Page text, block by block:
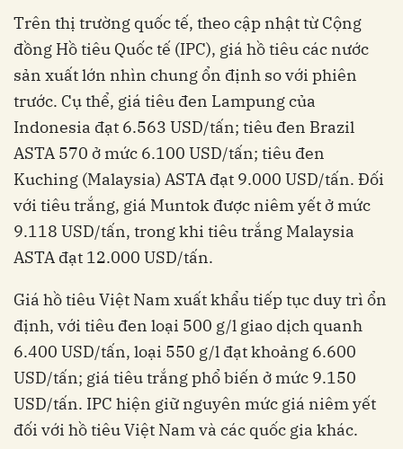
Trên thị trường quốc tế, theo cập nhật từ Cộng
đồng Hồ tiêu Quốc tế (IPC), giá hồ tiêu các nước
sản xuất lớn nhìn chung ổn định so với phiên
trước. Cụ thể, giá tiêu đen Lampung của
Indonesia đạt 6.563 USD/tấn; tiêu đen Brazil
ASTA 570 ở mức 6.100 USD/tấn; tiêu đen
Kuching (Malaysia) ASTA đạt 9.000 USD/tấn. Đối
với tiêu trắng, giá Muntok được niêm yết ở mức
9.118 USD/tấn, trong khi tiêu trắng Malaysia
ASTA đạt 12.000 USD/tấn.
Giá hồ tiêu Việt Nam xuất khẩu tiếp tục duy trì ổn
định, với tiêu đen loại 500 g/l giao dịch quanh
6.400 USD/tấn, loại 550 g/l đạt khoảng 6.600
USD/tấn; giá tiêu trắng phổ biến ở mức 9.150
USD/tấn. IPC hiện giữ nguyên mức giá niêm yết
đối với hồ tiêu Việt Nam và các quốc gia khác.